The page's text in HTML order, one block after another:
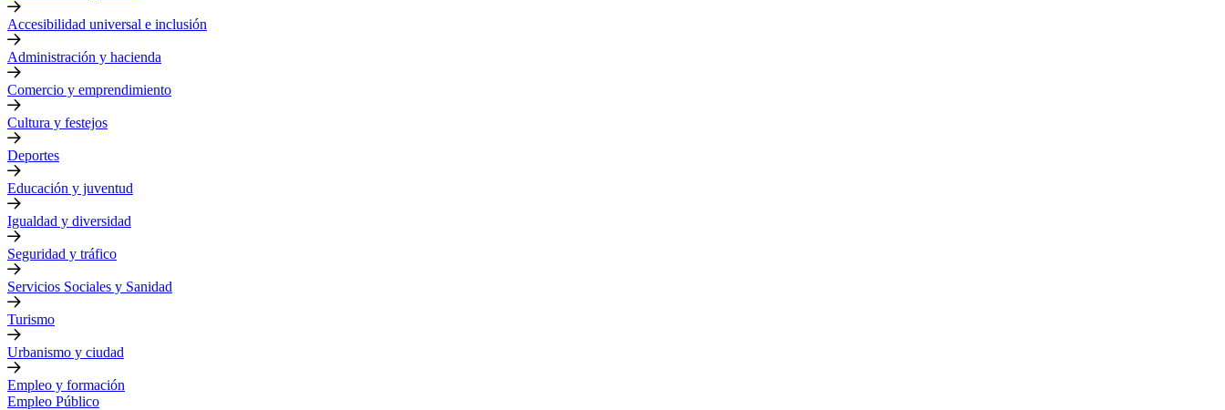
Accesibilidad universal e inclusión
Administración y hacienda
Comercio y emprendimiento
Cultura y festejos
Deportes
Educación y juventud
Igualdad y diversidad
Seguridad y tráfico
Servicios Sociales y Sanidad
Turismo
Urbanismo y ciudad
Empleo y formación
Empleo Público